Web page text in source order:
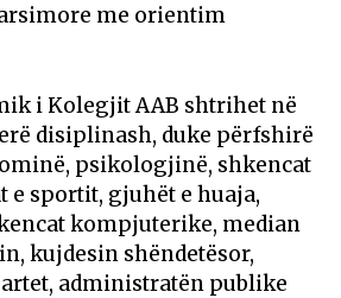
me orientim
i Kolegjit AAB shtrihet në
disiplinash, duke përfshirë
psikologjinë, shkencat
e sportit, gjuhët e huaja,
kompjuterike, median
kujdesin shëndetësor,
administratën publike